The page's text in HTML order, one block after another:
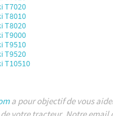
T7020
T8010
T8020
T9000
T9510
T9520
T10510
a pour objectif de vous